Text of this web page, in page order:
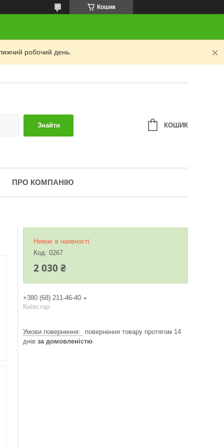
Кошик
робочий день.
Знайти КОШИК
ПРО КОМПАНІЮ
Немає в наявності
Код: 0267
2 030 ₴
+380 (68) 211-46-40
Київстар
повернення товару протягом 14
днів за домовленістю